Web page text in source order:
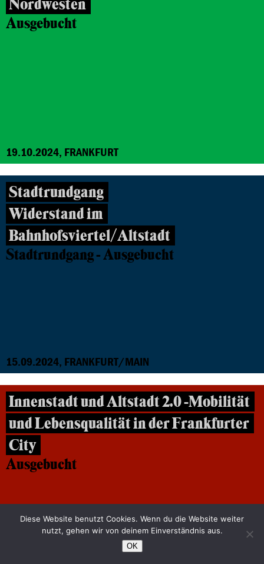
Nordwesten
Ausgebucht
19.10.2024, FRANKFURT
Stadtrundgang
Widerstand im
Bahnhofsviertel/Altstadt
Stadtrundgang - Ausgebucht
15.09.2024, FRANKFURT/MAIN
Innenstadt und Altstadt 2.0 -Mobilität
und Lebensqualität in der Frankfurter
City
Ausgebucht
Diese Website benutzt Cookies. Wenn du die Website weiter
nutzt, gehen wir von deinem Einverständnis aus.
OK